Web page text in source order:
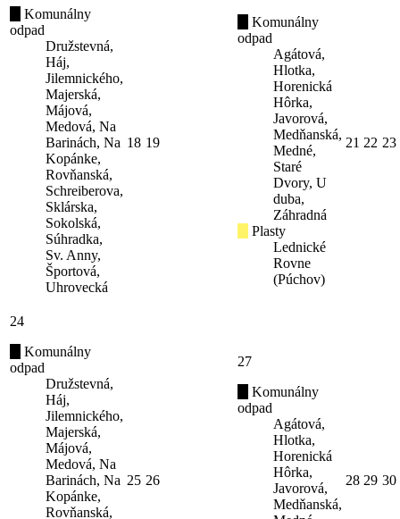
Komunálny
odpad
Družstevná,
Háj,
Jilemnického,
Majerská,
Májová,
Medová, Na
Barinách, Na
Kopánke,
Rovňanská,
Schreiberova,
Sklárska,
Sokolská,
Súhradka,
Sv. Anny,
Športová,
Uhrovecká
18 19
Komunálny
odpad
Agátová,
Hlotka,
Horenická
Hôrka,
Javorová,
Medňanská,
Medné,
Staré
Dvory, U
duba,
Záhradná
Plasty
Lednické
Rovne
(Púchov)
21 22 23
24
Komunálny
odpad
Družstevná,
Háj,
Jilemnického,
Majerská,
Májová,
Medová, Na
Barinách, Na
Kopánke,
Rovňanská,
25 26
27
Komunálny
odpad
Agátová,
Hlotka,
Horenická
Hôrka,
Javorová,
Medňanská,
28 29 30